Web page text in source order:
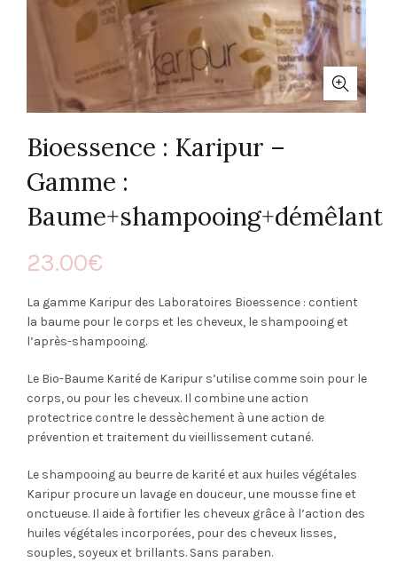
Bioessence : Karipur –
Gamme :
Baume+shampooing+démêlant
23.00€
La gamme Karipur des Laboratoires Bioessence : contient
la baume pour le corps et les cheveux, le shampooing et
l’après-shampooing.
Le Bio-Baume Karité de Karipur s’utilise comme soin pour le
corps, ou pour les cheveux. Il combine une action
protectrice contre le dessèchement à une action de
prévention et traitement du vieillissement cutané.
Le shampooing au beurre de karité et aux huiles végétales
Karipur procure un lavage en douceur, une mousse fine et
onctueuse. Il aide à fortifier les cheveux grâce à l’action des
huiles végétales incorporées, pour des cheveux lisses,
souples, soyeux et brillants. Sans paraben.